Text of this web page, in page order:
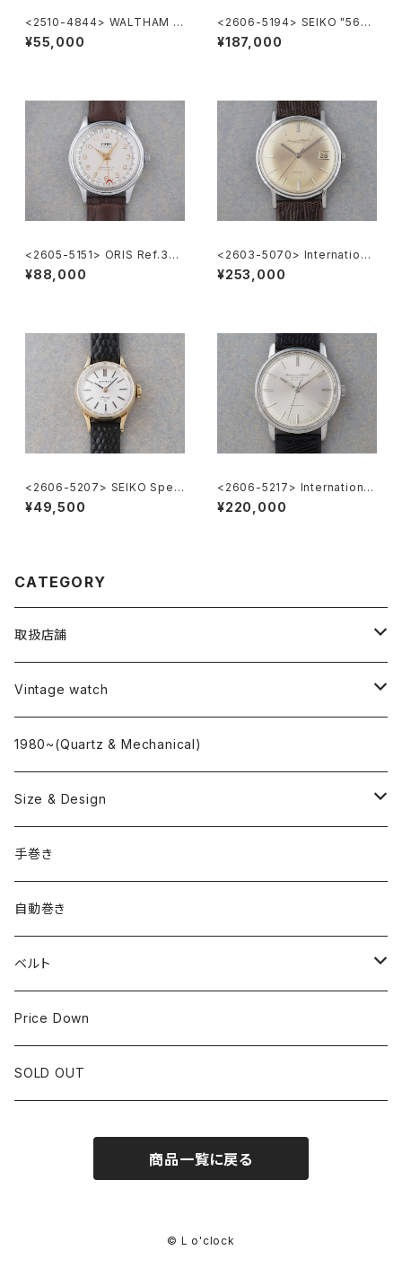
<2510-4844> WALTHAM C
oin Watch
¥55,000
<2606-5194> SEIKO "56G
S" Grand Seiko
¥187,000
<2605-5151> ORIS Ref.302
-7285B ”POINTER DATE"
¥88,000
<2603-5070> Internationa
l Watch Co. R807A
¥253,000
<2606-5207> SEIKO Speci
al
¥49,500
<2606-5217> International
National Co. "TURLER"
¥220,000
CATEGORY
取扱店舗
L o'clock
"delve"
Vintage watch
海外ブランド
OMEGA
ROLEX
国産ブランド
SEIKO
CITIZEN
1980~(Quartz & Mechanical)
Size & Design
~24.9mm
25mm~29.9mm
30mm~34.9mm
35mm~39.9mm
40mm~
手巻き
自動巻き
ベルト
HIRSCHベルト
SSブレスレット
Price Down
SOLD OUT
商品一覧に戻る
© L o'clock